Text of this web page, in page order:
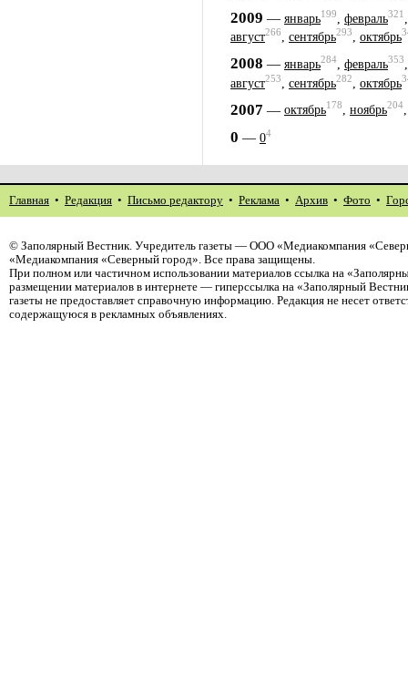
2009 — январь199 февраль321
август266, сентябрь293, октябрь
2008 — январь284 февраль353
август253 сентябрь282 октябрь
2007 — октябрь178, ноябрь204
0 — 04
Главная • Редакция • Письмо редактору • Реклама • Архив • Фото •
© Заполярный Вестник. Учредитель газеты — ООО «Медиакомпания
«Медиакомпания «Северный город». Все права защищены.
При полном или частичном использовании материалов ссылка на
размещении материалов в интернете — гиперссылка на «Заполярный
газеты не предоставляет справочную информацию. Редакция не несет
содержащуюся в рекламных объявлениях.